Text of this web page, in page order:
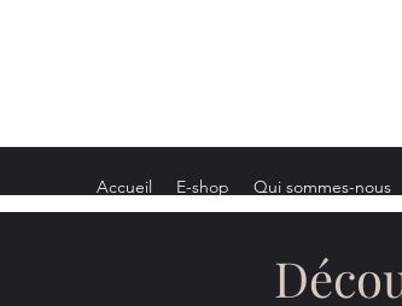
Accueil E-shop Qui sommes-nous